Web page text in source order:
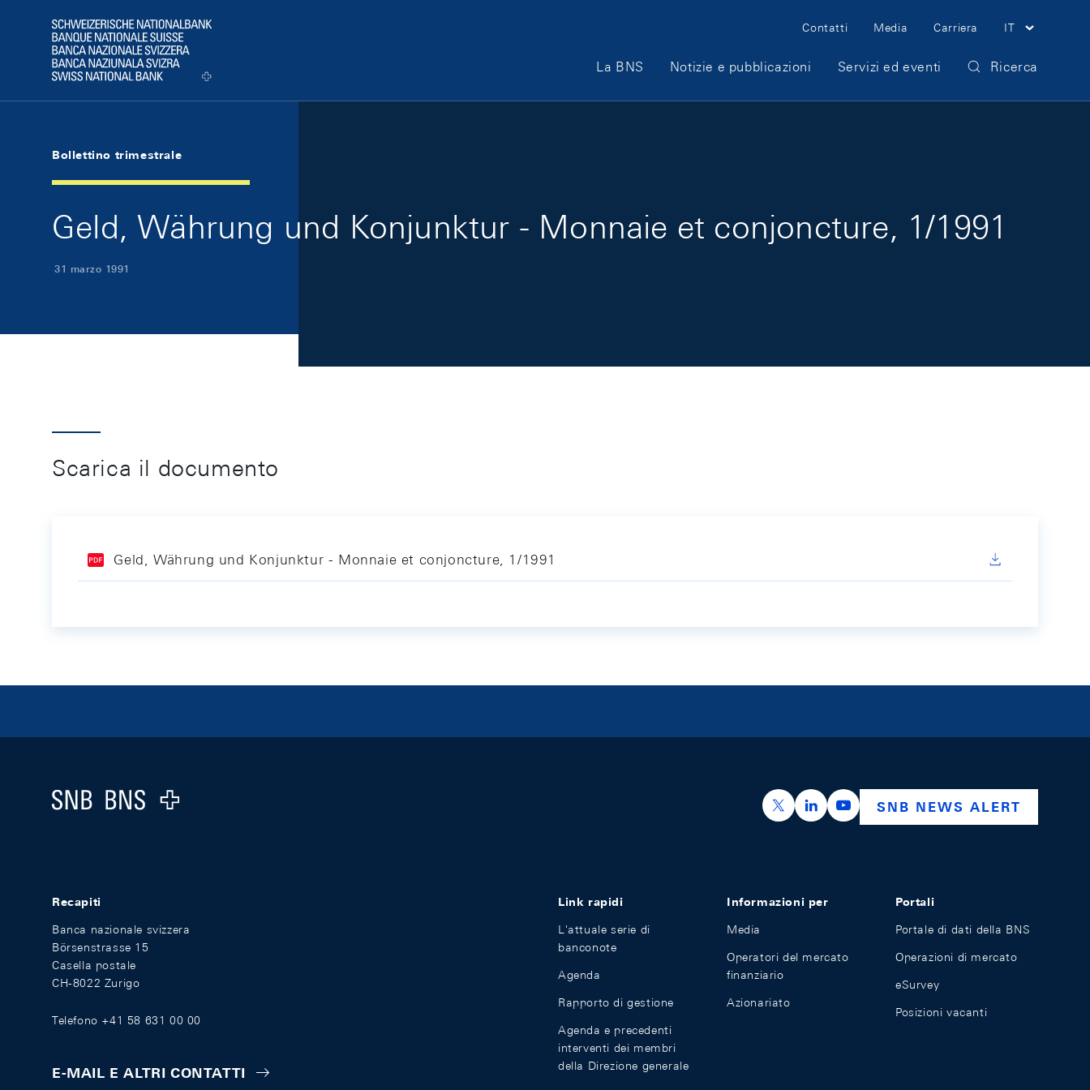
Logo
Meta Navigation
Contatti Media Carriera IT
Main Navigation
La BNS Notizie e pubblicazioni Servizi ed eventi Ricerca
Bollettino trimestrale
Geld, Währung und Konjunktur - Monnaie et conjoncture, 1/1991
31 marzo 1991
Scarica il documento
Geld, Währung und Konjunktur - Monnaie et conjoncture, 1/1991
Logo
https://x.com/snb_bns
https://ch.linkedin.com/company/swiss-
https://www.youtube.com/
SNB NEWS ALERT
Recapiti
Banca nazionale svizzera
Börsenstrasse 15
Casella postale
CH-8022 Zurigo
Telefono +41 58 631 00 00
E-MAIL E ALTRI CONTATTI
Link rapidi
L'attuale serie di
banconote
Agenda
Rapporto di gestione
Agenda e precedenti
interventi dei membri
della Direzione generale
Informazioni per
Media
Operatori del mercato
finanziario
Azionariato
Portali
Portale di dati della BNS
Operazioni di mercato
eSurvey
Posizioni vacanti